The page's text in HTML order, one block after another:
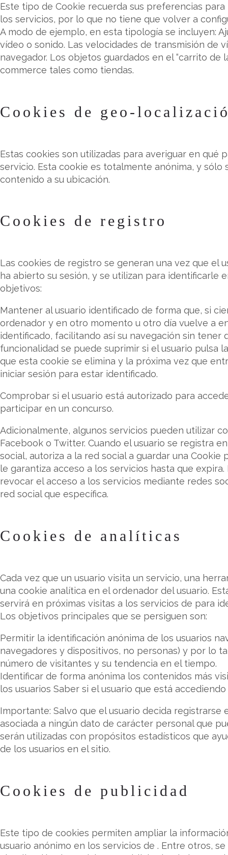
Este tipo de Cookie recuerda sus preferencias
los servicios, por lo que no tiene que volver a
A modo de ejemplo, en esta tipología se incluyen:
vídeo o sonido. Las velocidades de transmisión de
navegador. Los objetos guardados en el “carrito de
commerce tales como tiendas.
Cookies de geo-
Estas cookies son utilizadas para averiguar en qué
servicio. Esta cookie es totalmente anónima, y sólo
contenido a su ubicación.
Cookies de registro
Las cookies de registro se generan una vez que el
ha abierto su sesión, y se utilizan para identificarle
objetivos:
Mantener al usuario identificado de forma que, si
ordenador y en otro momento u otro día vuelve a
identificado, facilitando así su navegación sin tener
funcionalidad se puede suprimir si el usuario pulsa
que esta cookie se elimina y la próxima vez que
iniciar sesión para estar identificado.
Comprobar si el usuario está autorizado para
participar en un concurso.
Adicionalmente, algunos servicios pueden utilizar
Facebook o Twitter. Cuando el usuario se registra
social, autoriza a la red social a guardar una
le garantiza acceso a los servicios hasta que
revocar el acceso a los servicios mediante redes
red social que específica.
Cookies de analíticas
Cada vez que un usuario visita un servicio, una
una cookie analítica en el ordenador del usuario.
servirá en próximas visitas a los servicios de para
Los objetivos principales que se persiguen son:
Permitir la identificación anónima de los usuarios
navegadores y dispositivos, no personas) y por lo
número de visitantes y su tendencia en el tiempo.
Identificar de forma anónima los contenidos más
los usuarios Saber si el usuario que está
Importante: Salvo que el usuario decida registrarse
asociada a ningún dato de carácter personal que
serán utilizadas con propósitos estadísticos que
de los usuarios en el sitio.
Cookies de publicidad
Este tipo de cookies permiten ampliar la
usuario anónimo en los servicios de . Entre otros,